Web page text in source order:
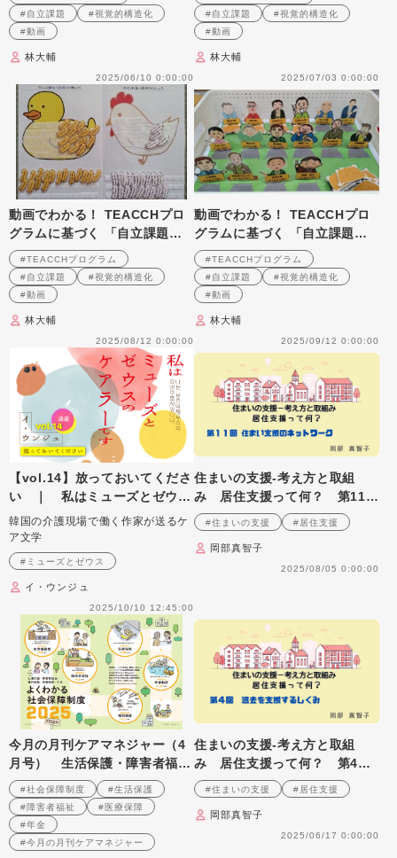
7回#自立課題
#視覚的構造化
#動画
林大輔
2025/06/10 0:00:00
8回#自立課題
#視覚的構造化
#動画
林大輔
2025/07/03 0:00:00
動画でわかる！ TEACCHプロ
グラムに基づく 「自立課題」
の作り方と実践のポイント 第
9回
#TEACCHプログラム
#自立課題
#視覚的構造化
#動画
林大輔
2025/08/12 0:00:00
動画でわかる！ TEACCHプロ
グラムに基づく 「自立課題」
の作り方と実践のポイント 第
10回
#TEACCHプログラム
#自立課題
#視覚的構造化
#動画
林大輔
2025/09/12 0:00:00
【vol.14】放っておいてくださ
い ｜ 私はミューズとゼウス
のケアラーです
韓国の介護現場で働く作家が送るケ
ア文学
#ミューズとゼウス
イ・ウンジュ
2025/10/10 12:45:00
住まいの支援‐考え方と取組
み 居住支援って何？ 第11
回 住まい支援のネットワーク
#住まいの支援 #居住支援
岡部真智子
2025/08/05 0:00:00
今月の月刊ケアマネジャー（4
月号） 生活保護・障害者福
祉・権利擁護・医療保険・年金
よくわかる社会保障制度2025
#社会保障制度
#生活保護
#障害者福祉
#医療保障
#年金
#今月の月刊ケアマネジャー
住まいの支援‐考え方と取組
み 居住支援って何？ 第4
回 退去を支援するしくみ
#住まいの支援 #居住支援
岡部真智子
2025/06/17 0:00:00